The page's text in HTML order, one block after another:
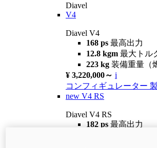
Diavel
V4
Diavel V4
168 ps 最高出力
12.8 kgm 最大トル
223 kg 装備重量（
¥ 3,220,000～ i
コンフィギュレーター
new V4 RS
Diavel V4 RS
182 ps 最高出力